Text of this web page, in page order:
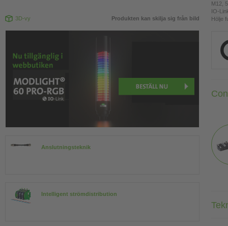
3D-vy Produkten kan skilja sig från bild
Anslutningsteknik
Intelligent strömdistribution
M12,
IO-
Hölje